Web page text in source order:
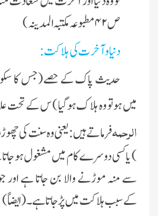
ص ۴۲ مطبوعہ مکتبہ المدینہ )
دنیا و آخرت کی ہلاکت :
حدیث پاک کے حصے(جس کا
میں ہو تو وہ ہلا ک ہوگیا) س کے تحت
الرحمہفرماتے ہیں : یعنی وہ سنت کی
) یا کسی دوسرے کام میں مشغول
سے منہ موڑنے والا بن جاتا ہے اور
کےسبب ہلاکت میں پڑ جاتا ہے ۔(ایضاً)